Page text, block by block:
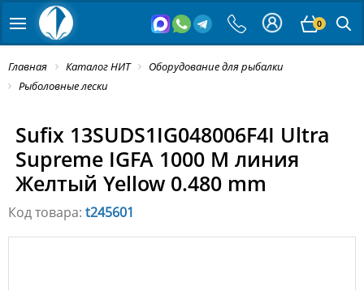
0
Главная Каталог НИТ
Оборудование для рыбалки
Рыболовные лески
Sufix 13SUDS1IG048006F4I Ultra
Supreme IGFA 1000 M линия
Желтый Yellow 0.480 mm
Код товара: t245601